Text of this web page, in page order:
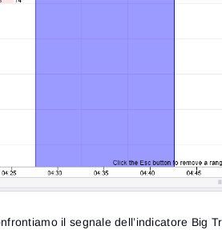
il segnale dell’indicatore Big